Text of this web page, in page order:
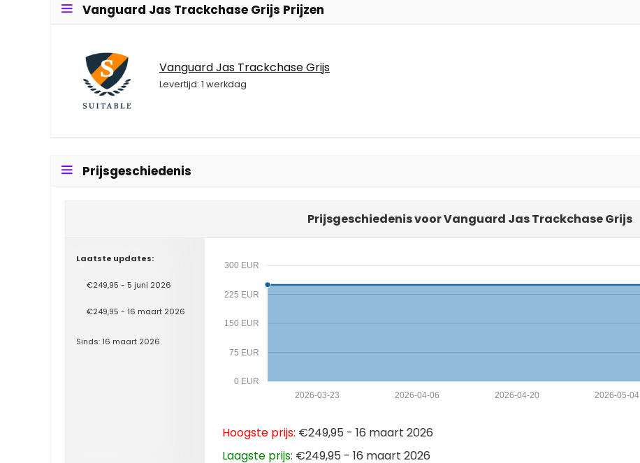
Vanguard Jas Trackchase Grijs Prijzen
Vanguard Jas Trackchase Grijs
Levertijd: 1 werkdag
Prijsgeschiedenis
Prijsgeschiedenis voor Vanguard Jas Trackchase Grijs
Laatste updates:
€249,95 - 5 juni 2026
€249,95 - 16 maart 2026
Sinds: 16 maart 2026
0 EUR
75 EUR
150 EUR
225 EUR
300 EUR
2026-05-04
2026-04-20
2026-04-06
2026-03-23
Hoogste prijs: €249,95 - 16 maart 2026
Laagste prijs: €249,95 - 16 maart 2026